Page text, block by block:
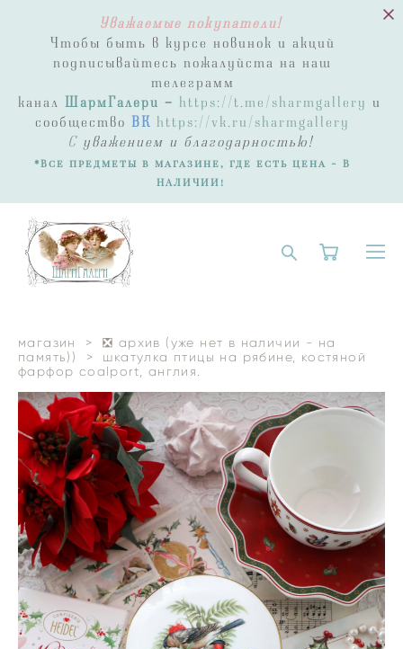
Уважаемые покупатели!
Чтобы быть в курсе новинок и акций
подписывайтесь пожалуйста на наш
телеграмм
канал ШармГалери - https://t.me/sharmgallery и
сообщество ВК https://vk.ru/sharmgallery
Суважением и благодарностью!
*Все предметы в магазине, где есть цена - В
НАЛИЧИИ!
магазин >
❎ архив (уже нет в наличии - на
память))
>
шкатулка птицы на рябине, костяной
фарфор coalport, англия.